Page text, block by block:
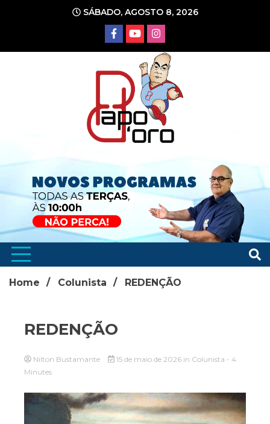
conteúdo
SÁBADO, AGOSTO 8, 2026
Home Colunista REDENÇÃO
REDENÇÃO
Nilton Bustamante 15 de maio de 2026 in Colunista - 4
Minutes